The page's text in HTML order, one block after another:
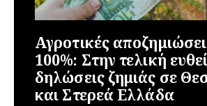
Αγροτικές
100%: Στην τελική
δηλώσεις ζημιάς σε
και Στερεά Ελλάδα